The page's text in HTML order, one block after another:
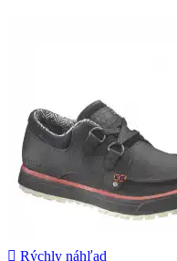
 Rýchly náhľad